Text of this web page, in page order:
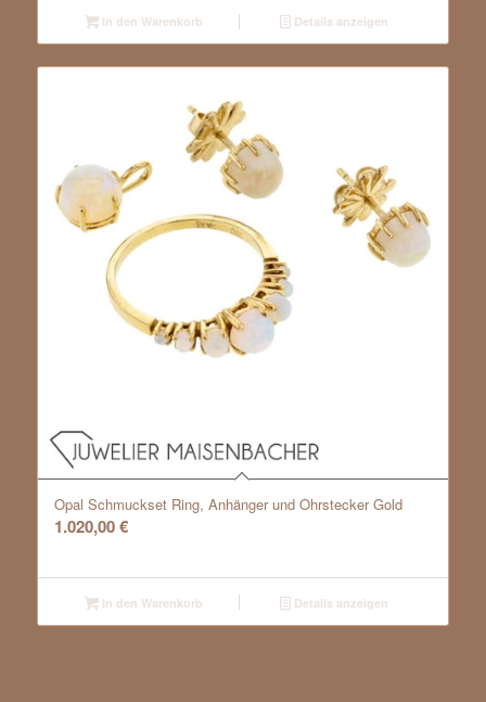
In den Warenkorb Details anzeigen
Opal Schmuckset Ring, Anhänger und Ohrstecker Gold
1.020,00€
In den Warenkorb Details anzeigen